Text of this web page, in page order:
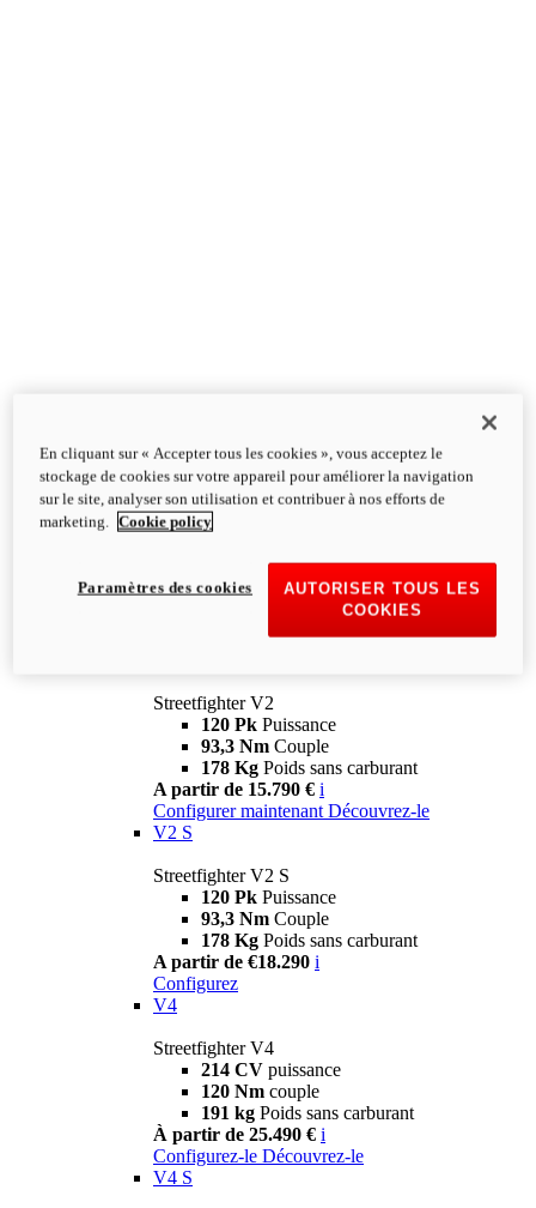
Streetfighter V2
120 Pk Puissance
93,3 Nm Couple
178 Kg Poids sans carburant
A partir de 15.790 € i
Configurer maintenant Découvrez-le
V2 S
Streetfighter V2 S
120 Pk Puissance
93,3 Nm Couple
178 Kg Poids sans carburant
A partir de €18.290 i
Configurez
V4
Streetfighter V4
214 CV puissance
120 Nm couple
191 kg Poids sans carburant
À partir de 25.490 € i
Configurez-le Découvrez-le
V4 S
En cliquant sur « Accepter tous les cookies », vous acceptez le
stockage de cookies sur votre appareil pour améliorer la navigation
sur le site, analyser son utilisation et contribuer à nos efforts de
marketing.
Cookie policy
AUTORISER TOUS LES
COOKIES
Paramètres des cookies